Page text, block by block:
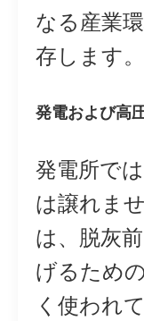
なる産業
存します。
発電および高
発電所で
は譲れま
は、脱灰
げるため
く使われ